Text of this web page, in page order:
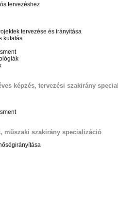
tervezéshez
tervezése és irányítása
kutatás
képzés, tervezési szakirány
műszaki szakirány specializáció